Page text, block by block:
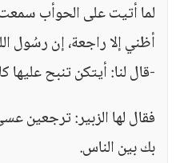
لما أتيت على الحوأب سمعت
أظني إلا راجعة، إن رسُول
-قال لنا: أيتكن تنبح عليها
فقال لها الزبير: ترجعين
بك بين الناس.